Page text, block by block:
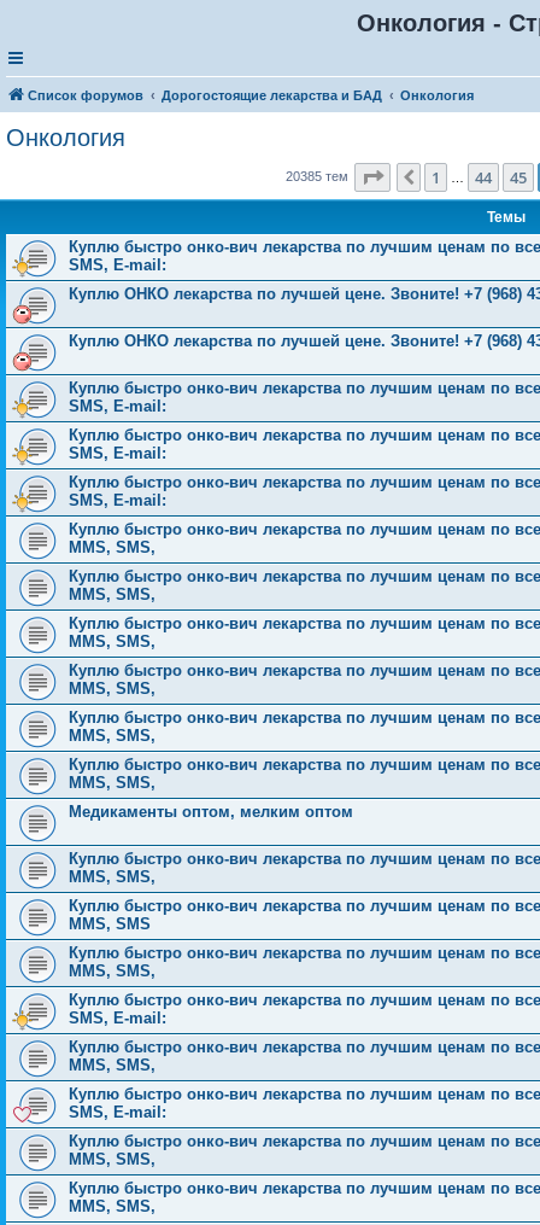
Онкология -
Список форумов Дорогостоящие лекарства и БАД Онкология
Онкология
20385 тем Страница 46из 816
Пред.
1 44 45
Темы
Куплю быстро онко-вич лекарства по лучшим ценам по
SMS, E-mail:
Куплю ОНКО лекарства по лучшей цене. Звоните! +7 (968)
Куплю ОНКО лекарства по лучшей цене. Звоните! +7 (968)
Куплю быстро онко-вич лекарства по лучшим ценам по
SMS, E-mail:
Куплю быстро онко-вич лекарства по лучшим ценам по
SMS, E-mail:
Куплю быстро онко-вич лекарства по лучшим ценам по
SMS, E-mail:
Куплю быстро онко-вич лекарства по лучшим ценам по
MMS, SMS,
Куплю быстро онко-вич лекарства по лучшим ценам по
MMS, SMS,
Куплю быстро онко-вич лекарства по лучшим ценам по
MMS, SMS,
Куплю быстро онко-вич лекарства по лучшим ценам по
MMS, SMS,
Куплю быстро онко-вич лекарства по лучшим ценам по
MMS, SMS,
Куплю быстро онко-вич лекарства по лучшим ценам по
MMS, SMS,
Медикаменты оптом, мелким оптом
Куплю быстро онко-вич лекарства по лучшим ценам по
MMS, SMS,
Куплю быстро онко-вич лекарства по лучшим ценам по
MMS, SMS
Куплю быстро онко-вич лекарства по лучшим ценам по
MMS, SMS,
Куплю быстро онко-вич лекарства по лучшим ценам по
SMS, E-mail:
Куплю быстро онко-вич лекарства по лучшим ценам по
MMS, SMS,
Куплю быстро онко-вич лекарства по лучшим ценам по
SMS, E-mail:
Куплю быстро онко-вич лекарства по лучшим ценам по
MMS, SMS,
Куплю быстро онко-вич лекарства по лучшим ценам по
MMS, SMS,